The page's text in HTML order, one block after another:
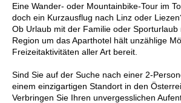
Eine Wander- oder Mountainbike-Tour im
doch ein Kurzausflug nach Linz oder
Ob Urlaub mit der Familie oder
Region um das Aparthotel hält unzählige
Freizeitaktivitäten aller Art bereit.
Sind Sie auf der Suche nach einer 2-
einem einzigartigen Standort in den
Verbringen Sie Ihren unvergesslichen